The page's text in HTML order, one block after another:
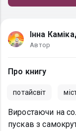
Інна
Автор
Про книгу
потайсвіт
Виростаючи на
пускав з